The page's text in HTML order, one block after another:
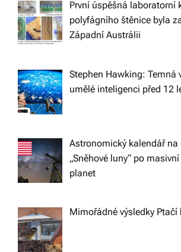
g
a
t
o
n
První úspěšná laboratorní
polyfágního štěnice byla
Západní Austrálii
Stephen Hawking: Temná
umělé inteligenci před 12
Astronomický kalendář
„Sněhové luny“ po
planet
Mimořádné výsledky Ptačí